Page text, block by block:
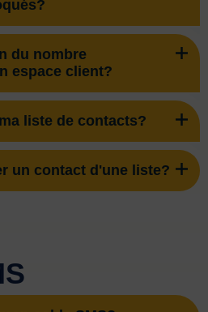
du nombre
espace client?
liste de contacts?
un contact d'une liste?